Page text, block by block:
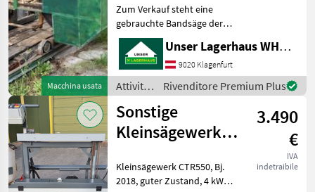
Macchina usata
Zum Verkauf steht eine
gebrauchte Bandsäge der
Marke WRAVOR . Diese
leistungsstarke Maschine
verfügt über einen 20 PS
Motor und wurde im Jahr
1997 gebaut. Sie hat bi
Unser Lagerhaus WHG, Kärnten, Klagenfurt
9020 Klagenfurt
Attività
forestali
e
lavorazione
del
Sonstige
Rivenditore Premium Plus
Sonstige
Kleinsägewerk
gebraucht
3.490
€
IVA
indetraibile
Kleinsägewerk CTR550, Bj.
2018, guter Zustand, 4 kW,